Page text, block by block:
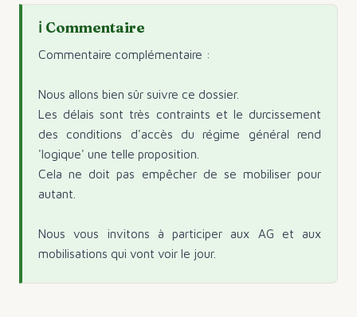
Commentaire
Commentaire complémentaire :
Nous allons bien sûr suivre ce dossier.
Les délais sont très contraints et le durcissement
des conditions d'accès du régime général rend
'logique' une telle proposition.
Cela ne doit pas empêcher de se mobiliser pour
autant.
Nous vous invitons à participer aux AG et aux
mobilisations qui vont voir le jour.